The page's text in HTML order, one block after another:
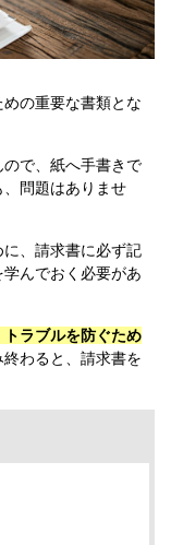
の重要な書類とな
で、紙へ手書きで
問題はありませ
、請求書に必ず記
んでおく必要があ
ラブルを防ぐため
わると、請求書を